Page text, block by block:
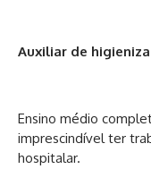
Auxiliar de
Ensino médio
imprescindível ter
hospitalar.